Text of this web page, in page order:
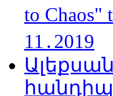
to Chaos"
11․2019